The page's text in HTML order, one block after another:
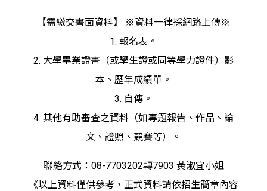
【需繳交書面資料】 ※資料一律採網路上傳※
1. 報名表。
2. 大學畢業證書（或學生證或同等學力證件）影
本、歷年成績單。
3. 自傳。
4. 其他有助審查之資料（如專題報告、作品、論
文、證照、競賽等）。
聯絡方式：08-7703202轉7903 黃淑宜小姐
《以上資料僅供參考，正式資料請依招生簡章內容